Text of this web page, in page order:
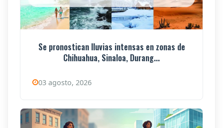
Se pronostican lluvias intensas en zonas de
Chihuahua, Sinaloa, Durang...
03 agosto, 2026